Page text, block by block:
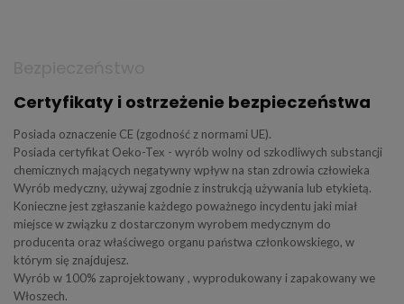
Certyfikaty i ostrzeżenie bezpieczeństwa
Posiada oznaczenie CE (zgodność z normami UE).
Posiada certyfikat Oeko-Tex - wyrób wolny od szkodliwych substancji
chemicznych mających negatywny wpływ na stan zdrowia człowieka
Wyrób medyczny, używaj zgodnie z instrukcją używania lub etykietą.
Konieczne jest zgłaszanie każdego poważnego incydentu jaki miał
miejsce w związku z dostarczonym wyrobem medycznym do
producenta oraz właściwego organu państwa członkowskiego, w
którym się znajdujesz.
Wyrób w 100% zaprojektowany , wyprodukowany i zapakowany we
Włoszech.